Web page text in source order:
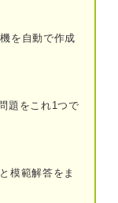
文
を自動で作成
題をこれ1つで
模範解答をま